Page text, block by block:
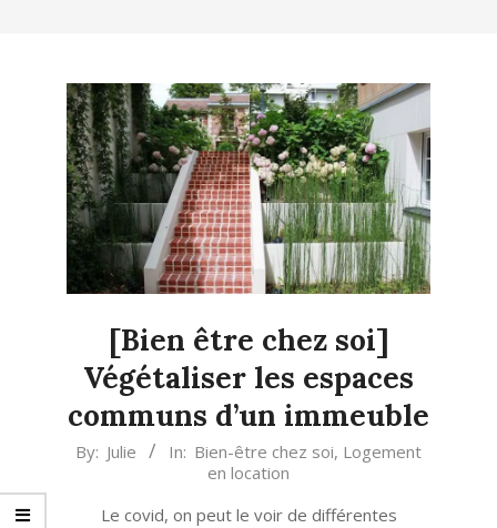
LIVING
[Bien être chez soi]
Végétaliser les espaces
communs d’un immeuble
2021-
By: Julie In: Bien-être chez soi, Logement
en location
Le covid, on peut le voir de différentes